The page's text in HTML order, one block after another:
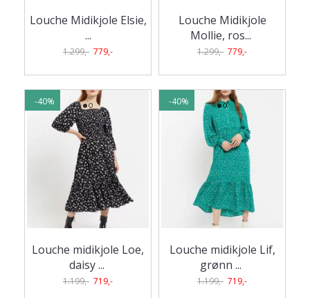
Louche Midikjole Elsie,
...
1.299,- 779,-
Louche Midikjole
Mollie, ros...
1.299,- 779,-
-40%
Louche midikjole Loe,
daisy...
1.199,- 719,-
-40%
Louche midikjole Lif,
grønn ...
1.199,- 719,-